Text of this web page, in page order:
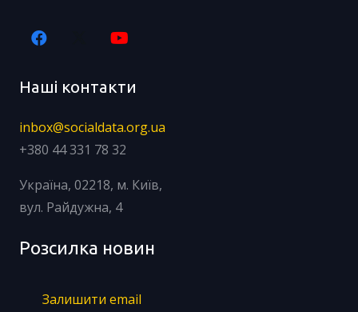
Наші контакти
inbox@socialdata.org.ua
+380 44 331 78 32
Україна, 02218, м. Київ,
вул. Райдужна, 4
Розсилка новин
Залишити email